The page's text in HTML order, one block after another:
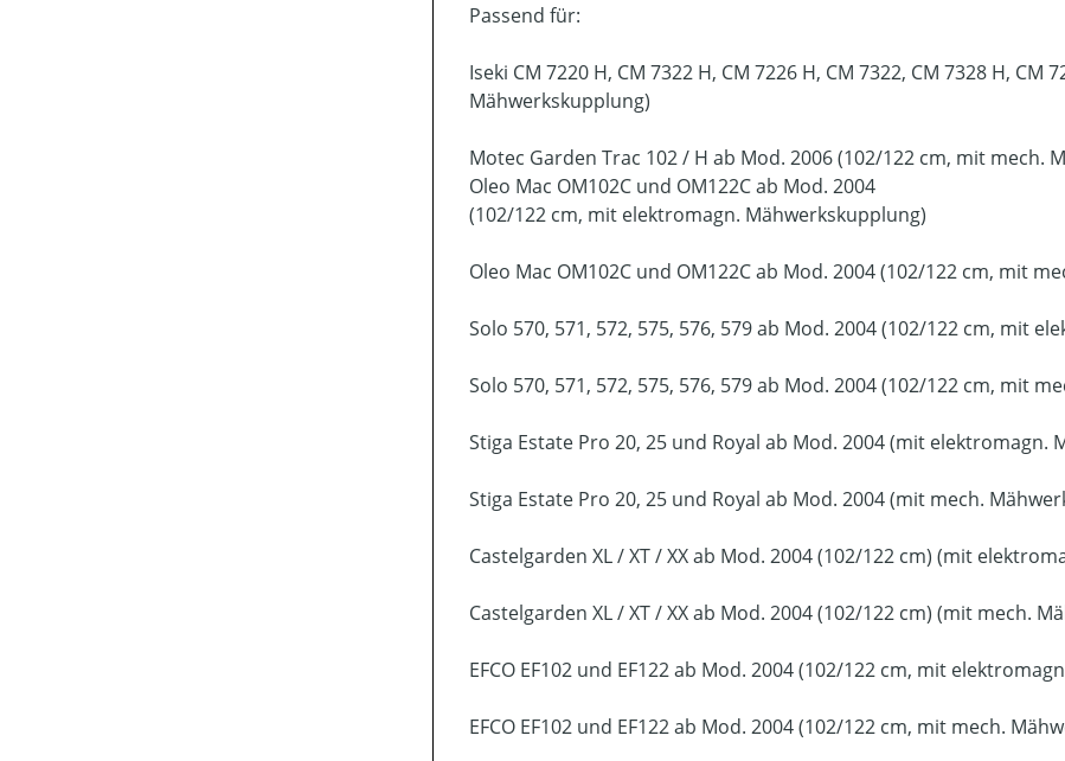
Passend für:
Iseki CM 7220 H, CM 7322 H, CM 7226 H, CM 7322, CM 7328 H,
Mähwerkskupplung)
Motec Garden Trac 102 / H ab Mod. 2006 (102/122 cm, mit mech.
Oleo Mac OM102C und OM122C ab Mod. 2004
(102/122 cm, mit elektromagn. Mähwerkskupplung)
Oleo Mac OM102C und OM122C ab Mod. 2004 (102/122 cm, mit
Solo 570, 571, 572, 575, 576, 579 ab Mod. 2004 (102/122 cm, mit
Solo 570, 571, 572, 575, 576, 579 ab Mod. 2004 (102/122 cm, mit
Stiga Estate Pro 20, 25 und Royal ab Mod. 2004 (mit elektromagn.
Stiga Estate Pro 20, 25 und Royal ab Mod. 2004 (mit mech.
Castelgarden XL / XT / XX ab Mod. 2004 (102/122 cm) (mit
Castelgarden XL / XT / XX ab Mod. 2004 (102/122 cm) (mit mech.
EFCO EF102 und EF122 ab Mod. 2004 (102/122 cm, mit
EFCO EF102 und EF122 ab Mod. 2004 (102/122 cm, mit mech.